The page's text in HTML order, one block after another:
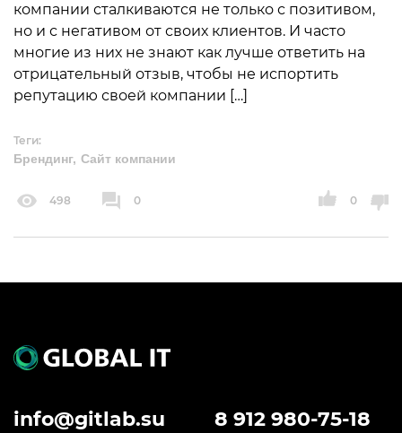
компании сталкиваются не только с позитивом,
но и с негативом от своих клиентов. И часто
многие из них не знают как лучше ответить на
отрицательный отзыв, чтобы не испортить
репутацию своей компании […]
Теги:
Брендинг Сайт компании
498 0 0
info@gitlab.su 8 912 980-75-18